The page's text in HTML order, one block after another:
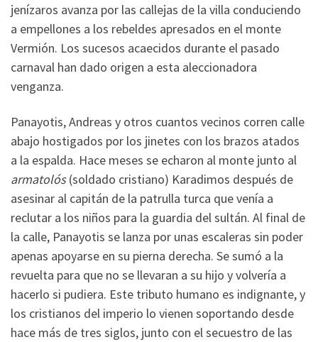
jenízaros avanza por las callejas de la villa conduciendo
a empellones a los rebeldes apresados en el monte
Vermión. Los sucesos acaecidos durante el pasado
carnaval han dado origen a esta aleccionadora
venganza.
Panayotis, Andreas y otros cuantos vecinos corren calle
abajo hostigados por los jinetes con los brazos atados
a la espalda. Hace meses se echaron al monte junto al
armatolós(soldado cristiano) Karadimos después de
asesinar al capitán de la patrulla turca que venía a
reclutar a los niños para la guardia del sultán. Al final de
la calle, Panayotis se lanza por unas escaleras sin poder
apenas apoyarse en su pierna derecha. Se sumó a la
revuelta para que no se llevaran a su hijo y volvería a
hacerlo si pudiera. Este tributo humano es indignante, y
los cristianos del imperio lo vienen soportando desde
hace más de tres siglos, junto con el secuestro de las